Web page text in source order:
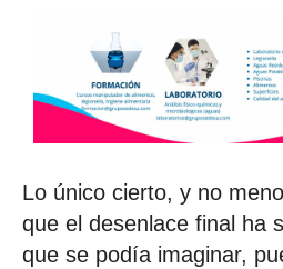
Lo único cierto, y no
que el desenlace final ha
que se podía imaginar,